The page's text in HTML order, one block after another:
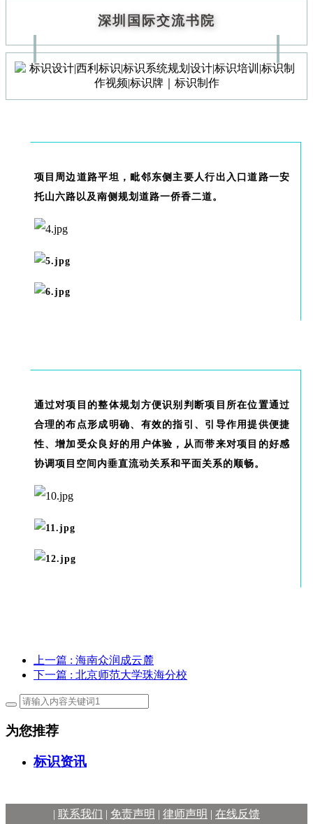
深圳国际交流书院
项目周边道路平坦，毗邻东侧主要人行出入口道路一安
托山六路以及南侧规划道路一侨香二道。
通过对项目的整体规划方便识别判断项目所在位置通过
合理的布点形成明确、有效的指引、引导作用提供便捷
性、增加受众良好的用户体验，从而带来对项目的好感
协调项目空间内垂直流动关系和平面关系的顺畅。
上一篇 : 海南众润成云麓
下一篇 : 北京师范大学珠海分校
为您推荐
标识资讯
| 联系我们 | 免责声明 | 律师声明 | 在线反馈